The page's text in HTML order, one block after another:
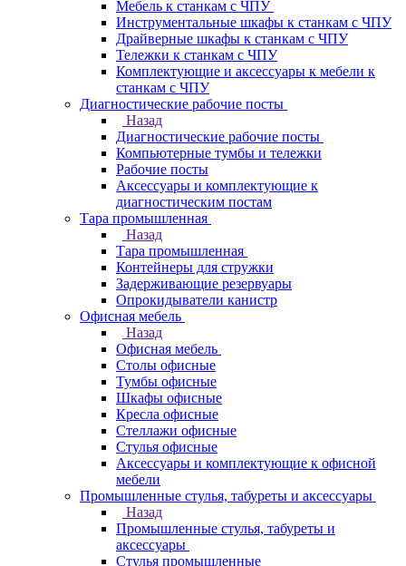
Мебель к станкам с ЧПУ
Инструментальные шкафы к станкам с ЧПУ
Драйверные шкафы к станкам с ЧПУ
Тележки к станкам с ЧПУ
Комплектующие и аксессуары к мебели к
станкам с ЧПУ
Диагностические рабочие посты
Назад
Диагностические рабочие посты
Компьютерные тумбы и тележки
Рабочие посты
Аксессуары и комплектующие к
диагностическим постам
Тара промышленная
Назад
Тара промышленная
Контейнеры для стружки
Задерживающие резервуары
Опрокидыватели канистр
Офисная мебель
Назад
Офисная мебель
Столы офисные
Тумбы офисные
Шкафы офисные
Кресла офисные
Стеллажи офисные
Стулья офисные
Аксессуары и комплектующие к офисной
мебели
Промышленные стулья, табуреты и аксессуары
Назад
Промышленные стулья, табуреты и
аксессуары
Стулья промышленные